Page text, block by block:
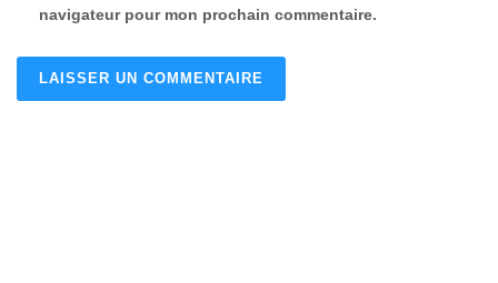
navigateur pour mon prochain commentaire.